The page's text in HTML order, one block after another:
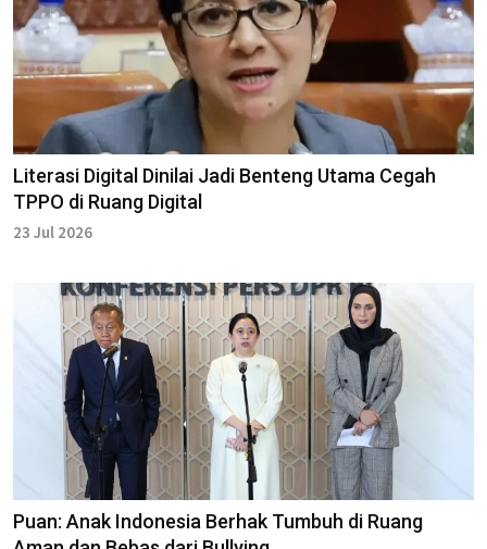
Literasi Digital Dinilai Jadi Benteng Utama Cegah
TPPO di Ruang Digital
23 Jul 2026
Puan: Anak Indonesia Berhak Tumbuh di Ruang